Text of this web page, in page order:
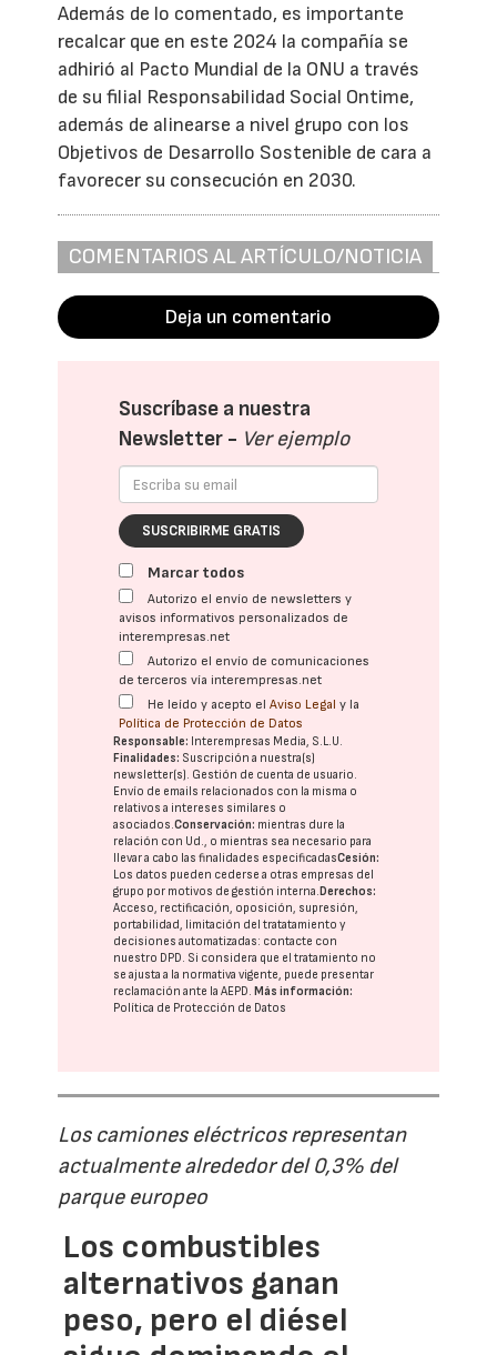
Además de lo comentado, es importante
recalcar que en este 2024 la compañía se
adhirió al Pacto Mundial de la ONU a través
de su filial Responsabilidad Social Ontime,
además de alinearse a nivel grupo con los
Objetivos de Desarrollo Sostenible de cara a
favorecer su consecución en 2030.
COMENTARIOS AL ARTÍCULO/NOTICIA
Deja un comentario
Suscríbase a nuestra
Newsletter - Ver ejemplo
SUSCRIBIRME GRATIS
Marcar todos
Autorizo el envío de newsletters y
avisos informativos personalizados de
interempresas.net
Autorizo el envío de comunicaciones
de terceros vía interempresas.net
He leído y acepto elAviso Legal y la
Política de Protección de Datos
Responsable: Interempresas Media, S.L.U.
Finalidades: Suscripción a nuestra(s)
newsletter(s). Gestión de cuenta de usuario.
Envío de emails relacionados con la misma o
relativos a intereses similares o
asociados.Conservación: mientras dure la
relación con Ud., o mientras sea necesario para
llevar a cabo las finalidades especificadasCesión:
Los datos pueden cederse a otras empresas del
grupo por motivos de gestión interna. Derechos:
Acceso, rectificación, oposición, supresión,
portabilidad, limitación del tratatamiento y
decisiones automatizadas: contacte con
nuestro DPD. Si considera que el tratamiento no
se ajusta a la normativa vigente, puede presentar
reclamación ante laAEPD. Más información:
Política de Protección de Datos
Los camiones eléctricos representan
actualmente alrededor del 0,3% del
parque europeo
Los combustibles
alternativos ganan
peso, pero el diésel